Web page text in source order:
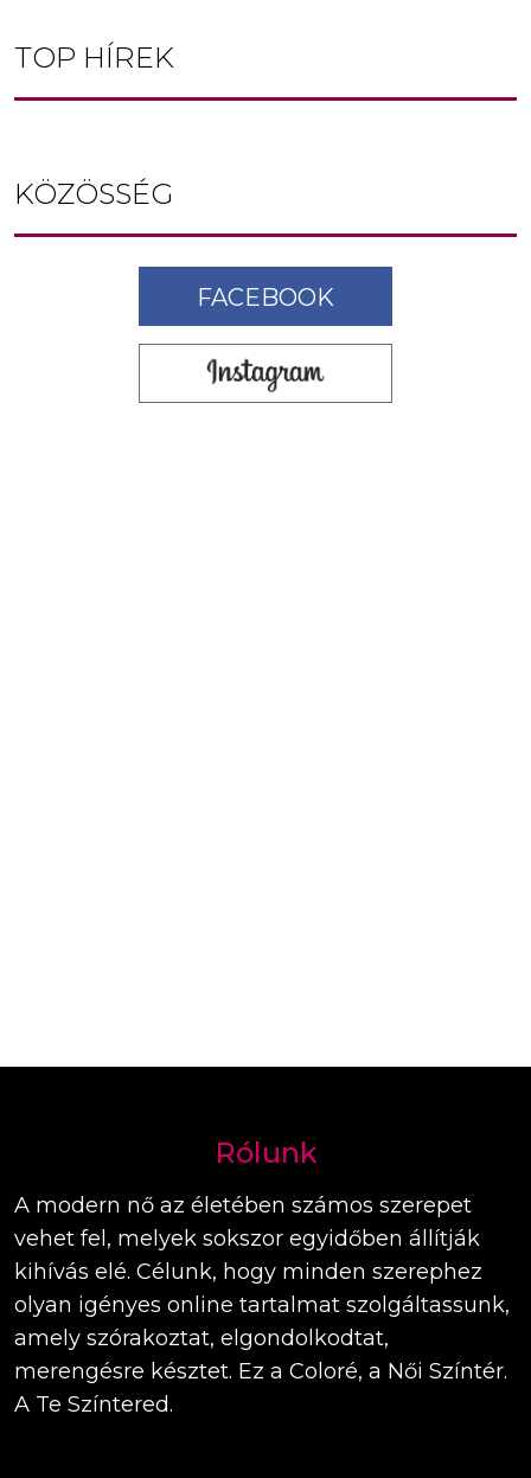
TOP HÍREK
KÖZÖSSÉG
FACEBOOK
Rólunk
A modern nő az életében számos szerepet
vehet fel, melyek sokszor egyidőben állítják
kihívás elé. Célunk, hogy minden szerephez
olyan igényes online tartalmat szolgáltassunk,
amely szórakoztat, elgondolkodtat,
merengésre késztet. Ez a Coloré, a Női Színtér.
A Te Színtered.